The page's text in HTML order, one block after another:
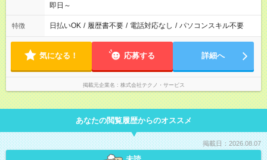
即日～
特徴 日払いOK / 履歴書不要 / 電話対応なし / パソコンスキル不要
気になる！ 応募する 詳細へ
掲載元企業名 株式会社テクノ・サービス
あなたの閲覧履歴からのオススメ
掲載日：2026.08.07